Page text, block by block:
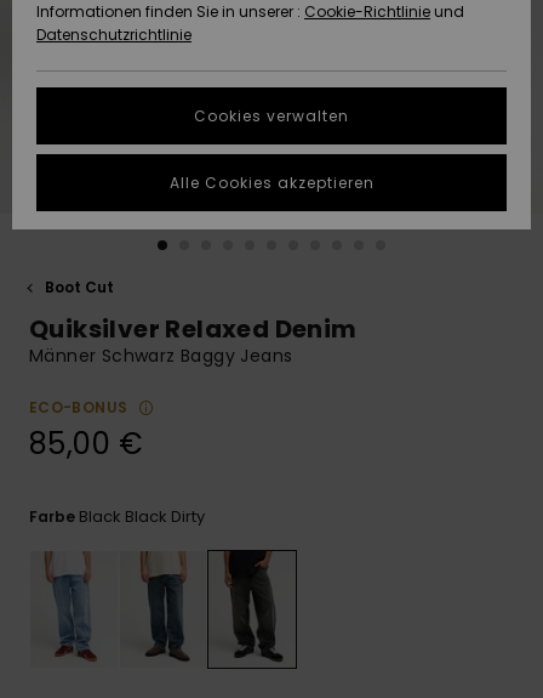
Highlights
Highlights
Starten Sie eine
um die
schnellste
Antwort auf Ihre
Finden Sie
Antworten auf
NACHHALTIGKEIT
SHOPS
QUIKSILVER APP
WUNSCHLISTE
Boot Cut
Quiksilver Relaxed Denim
Männer Schwarz Baggy Jeans
ECO-BONUS
85,00 €
Farbe Black Black Dirty
Informationen finden Sie in unserer : Cookie-Richtlinie und
Datenschutzrichtlinie
Cookies verwalten
Alle Cookies akzeptieren